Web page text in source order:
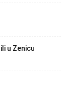
u Zenicu